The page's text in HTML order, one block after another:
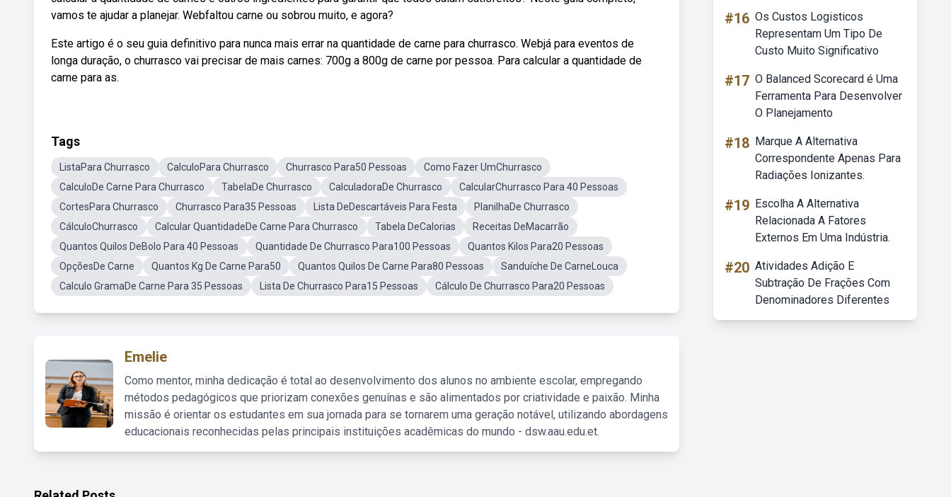
vamos te ajudar a planejar. Webfaltou carne ou sobrou muito, e agora?
Este artigo é o seu guia definitivo para nunca mais errar na quantidade de carne para churrasco. Webjá para eventos de
longa duração, o churrasco vai precisar de mais carnes: 700g a 800g de carne por pessoa. Para calcular a quantidade de
carne para as.
Tags
ListaPara Churrasco CalculoPara Churrasco Churrasco Para50 Pessoas
Como Fazer UmChurrasco
CalculoDe Carne Para Churrasco
TabelaDe Churrasco CalculadoraDe Churrasco
CalcularChurrasco Para 40 Pessoas
CortesPara Churrasco
Churrasco Para35 Pessoas Lista DeDescartáveis Para Festa
PlanilhaDe Churrasco
CálculoChurrasco
Calcular QuantidadeDe Carne Para Churrasco Tabela DeCalorias
Receitas DeMacarrão
Quantos Quilos DeBolo Para 40 Pessoas
Quantidade De Churrasco Para100 Pessoas
Quantos Kilos Para20 Pessoas
OpçõesDe Carne
Quantos Kg De Carne Para50 Quantos Quilos De Carne Para80 Pessoas
Sanduíche De CarneLouca
Calculo GramaDe Carne Para 35 Pessoas
Lista De Churrasco Para15 Pessoas Cálculo De Churrasco Para20 Pessoas
Emelie
Como mentor, minha dedicação é total ao desenvolvimento dos alunos no ambiente escolar, empregando
métodos pedagógicos que priorizam conexões genuínas e são alimentados por criatividade e paixão. Minha
missão é orientar os estudantes em sua jornada para se tornarem uma geração notável, utilizando abordagens
educacionais reconhecidas pelas principais instituições acadêmicas do mundo - dsw.aau.edu.et.
#16 Os Custos Logisticos
Representam Um Tipo De
Custo Muito Significativo
#17 O Balanced Scorecard é Uma
Ferramenta Para Desenvolver
O Planejamento
#18 Marque A Alternativa
Correspondente Apenas Para
Radiações Ionizantes.
#19 Escolha A Alternativa
Relacionada A Fatores
Externos Em Uma Indústria.
#20 Atividades Adição E
Subtração De Frações Com
Denominadores Diferentes